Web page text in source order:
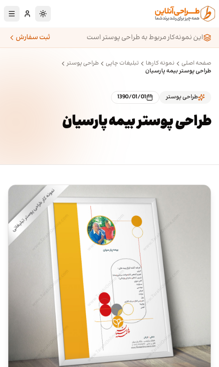
پرش به محتوای اصلی
تغییر به حالت
این نمونه‌کار مربوط به طراحی پوستر است
ثبت سفارش
صفحه اصلی نمونه کارها تبلیغات چاپی
طراحی پوستر
طراحی پوستر بیمه پارسیان
طراحی پوستر 1390/01/01
طراحی پوستر بیمه پارسیان